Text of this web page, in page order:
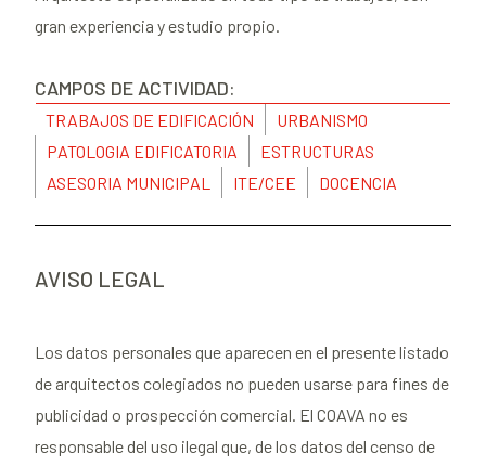
gran experiencia y estudio propio.
CAMPOS DE ACTIVIDAD:
TRABAJOS DE EDIFICACIÓN
URBANISMO
PATOLOGIA EDIFICATORIA
ESTRUCTURAS
ASESORIA MUNICIPAL
ITE/CEE DOCENCIA
AVISO LEGAL
Los datos personales que aparecen en el presente listado
de arquitectos colegiados no pueden usarse para fines de
publicidad o prospección comercial. El COAVA no es
responsable del uso ilegal que, de los datos del censo de